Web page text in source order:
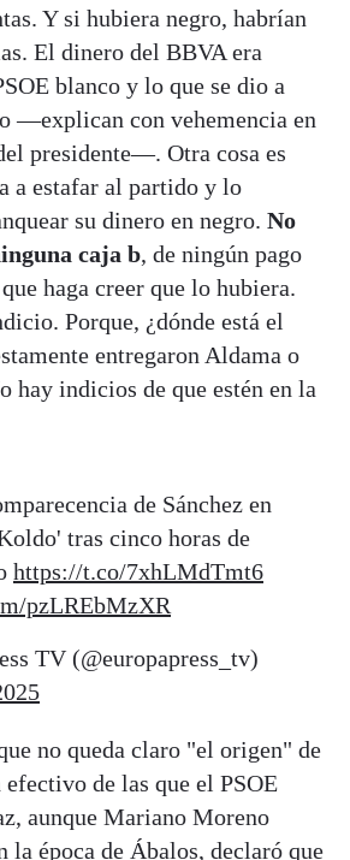
Y si hubiera negro, habrían
El dinero del BBVA era
blanco y lo que se dio a
—explican con vehemencia en
presidente—. Otra cosa es
a estafar al partido y lo
su dinero en negro. No
caja b, de ningún pago
haga creer que lo hubiera.
Porque, ¿dónde está el
entregaron Aldama o
hay indicios de que estén en la
de Sánchez en
tras cinco horas de
https://t.co/7xhLMdTmt6
pzLREbMzXR
TV (@europapress_tv)
no queda claro "el origen" de
efectivo de las que el PSOE
aunque Mariano Moreno
la época de Ábalos, declaró que